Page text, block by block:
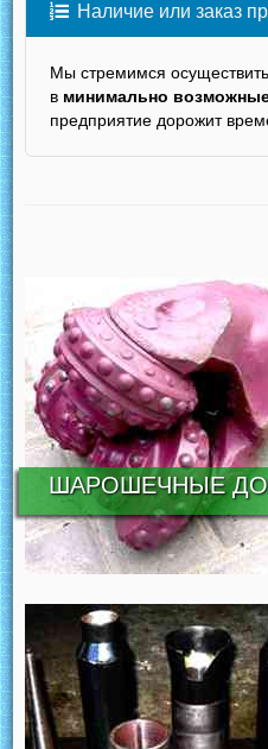
Наличие или заказ
Мы стремимся
в минимально
предприятие дорожит
ШАРОШЕЧНЫЕ